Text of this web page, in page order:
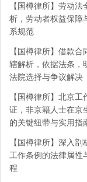
【国樽律所】劳动法
析，劳动者权益保障
系规范
【国樽律所】借款合
辖解析，依据法条，
法院选择与争议解决
【国樽律所】北京工
证，非京籍人士在京
的关键纽带与实用指
【国樽律所】深入剖
工作条例的法律属性
程